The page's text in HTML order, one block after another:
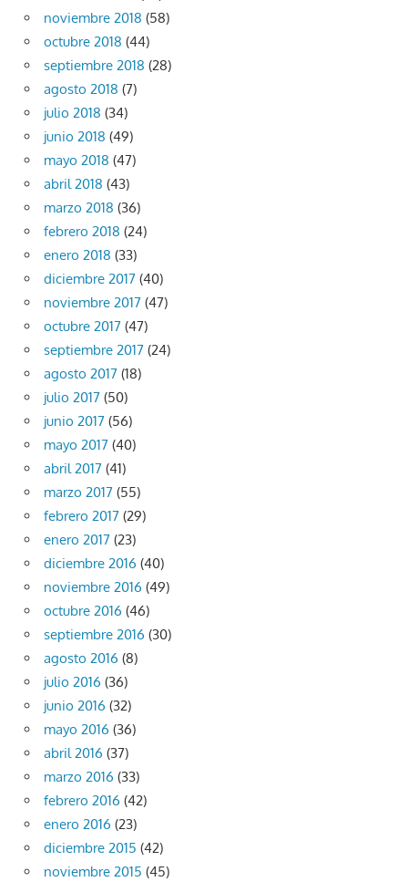
noviembre 2018 (58)
octubre 2018 (44)
septiembre 2018 (28)
agosto 2018 (7)
julio 2018 (34)
junio 2018 (49)
mayo 2018 (47)
abril 2018 (43)
marzo 2018 (36)
febrero 2018 (24)
enero 2018 (33)
diciembre 2017 (40)
noviembre 2017 (47)
octubre 2017 (47)
septiembre 2017 (24)
agosto 2017 (18)
julio 2017 (50)
junio 2017 (56)
mayo 2017 (40)
abril 2017 (41)
marzo 2017 (55)
febrero 2017 (29)
enero 2017 (23)
diciembre 2016 (40)
noviembre 2016 (49)
octubre 2016 (46)
septiembre 2016 (30)
agosto 2016 (8)
julio 2016 (36)
junio 2016 (32)
mayo 2016 (36)
abril 2016 (37)
marzo 2016 (33)
febrero 2016 (42)
enero 2016 (23)
diciembre 2015 (42)
noviembre 2015 (45)